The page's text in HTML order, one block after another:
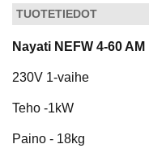
TUOTETIEDOT
Nayati NEFW 4-60 AM
230V 1-vaihe
Teho -1kW
Paino - 18kg